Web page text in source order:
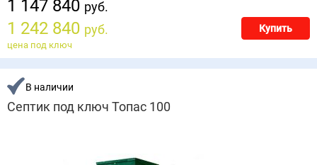
1 147 840 руб.
1 242 840 руб. Купить
цена под ключ
В наличии
Септик под ключ Топас 100